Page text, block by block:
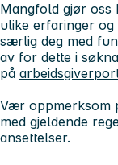
Mangfold gjør oss
ulike erfaringer
særlig deg med
av for dette i
på
Vær oppmerksom
med gjeldende
ansettelser.